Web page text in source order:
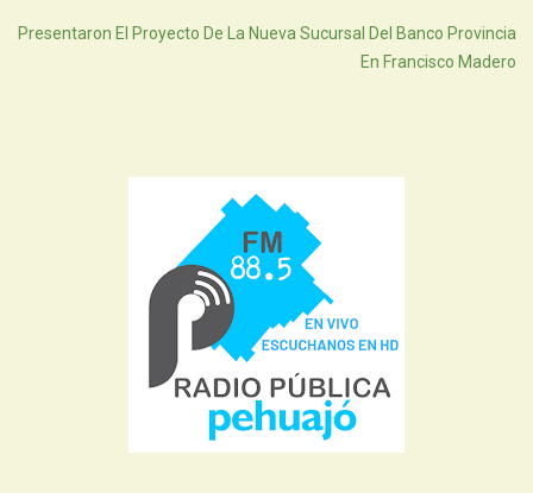
Presentaron El Proyecto De La Nueva Sucursal Del Banco Provincia
En Francisco Madero